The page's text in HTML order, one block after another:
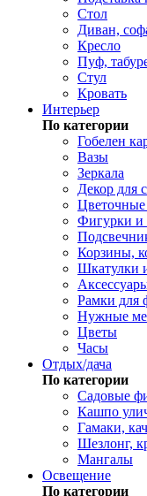
Стол
Диван,
Кресло
Пуф,
Стул
Кровать
Интерьер
По категории
Гобелен
Вазы
Зеркала
Декор для
Фигурки и
Корзины,
Шкатулки
Рамки для
Нужные
Цветы
Часы
Отдых/дача
По категории
Садовые
Кашпо
Гамаки,
Шезлонг,
Мангалы
Освещение
По категории